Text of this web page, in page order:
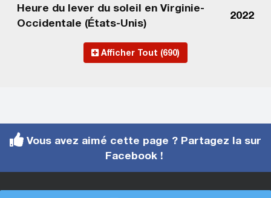
Heure du lever du soleil en Virginie-
Occidentale (États-Unis)
2022
Afficher Tout (690)
Vous avez aimé cette page ? Partagez la sur
Facebook !